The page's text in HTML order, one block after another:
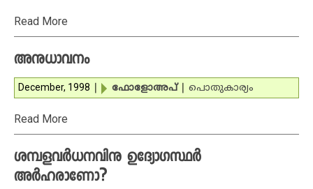
Read More
അനുധാവനം
December, 1998 ഫോളോഅപ്‌ പൊതുകാര്യം
Read More
ശമ്പളവര്‍ധനവിനു ഉദ്യോഗസ്ഥര്‍
അര്‍ഹരാണോ?